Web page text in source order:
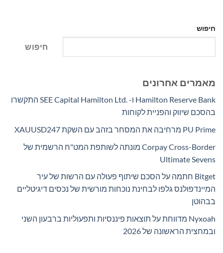
חיפוש
חיפוש
מאמרים אחרונים
Hamilton Reserve Bank ו- SEE Capital Hamilton Ltd.‎ התקשרו
בהסכם שיווק והפניית לקוחות
PU Prime מרחיבה את המסחר בזהב עם השקת XAUUSD247
Corpay Cross-Border מונתה לשותפת המט"ח הרשמית של
Ultimate Sevens
Bitget חתמה על הסכם שיתוף פעולה עם הרשות של עיר
המיינדפולנס גלפו לבחינת נוכחות מורשית של נכסים דיגיטליים
בבהוטן
Nyxoah מדווחת על תוצאות פיננסיות ותפעוליות ברבעון השני
ובמחצית הראשונה של 2026